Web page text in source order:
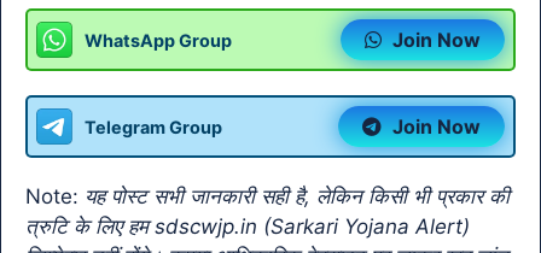
c
e
b
o
o
k
at
s
A
p
p
e
gr
a
m
er
ai
l
p
y
Li
n
k
o
gl
e
Tr
a
n
WhatsApp Group Join Now
Telegram Group Join Now
Note: यह पोस्ट सभी जानकारी सही है, लेकिन किसी भी प्रकार की
त्रुटि के लिए हम sdscwjp.in (Sarkari Yojana Alert)